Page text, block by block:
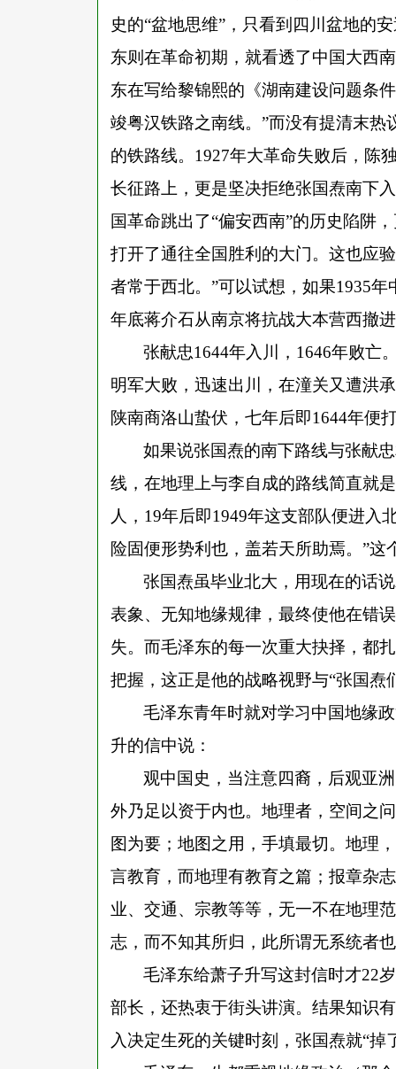
史的“盆地思维”，只看到四川盆地的
东则在革命初期，就看透了中国大西
东在写给黎锦熙的《湖南建设问题条
竣粤汉铁路之南线。”而没有提清末热
的铁路线。1927年大革命失败后，陈
长征路上，更是坚决拒绝张国焘南下
国革命跳出了“偏安西南”的历史陷阱
打开了通往全国胜利的大门。这也应
者常于西北。”可以试想，如果1935
年底蒋介石从南京将抗战大本营西撤
张献忠1644年入川，1646年败亡
明军大败，迅速出川，在潼关又遭洪
陕南商洛山蛰伏，七年后即1644年便
如果说张国焘的南下路线与张献
线，在地理上与李自成的路线简直就
人，19年后即1949年这支部队便进入
险固便形势利也，盖若天所助焉。”这
张国焘虽毕业北大，用现在的话
表象、无知地缘规律，最终使他在错
失。而毛泽东的每一次重大抉择，都
把握，这正是他的战略视野与“张国焘
毛泽东青年时就对学习中国地缘
升的信中说：
观中国史，当注意四裔，后观亚
外乃足以资于内也。地理者，空间之
图为要；地图之用，手填最切。地理
言教育，而地理有教育之篇；报章杂
业、交通、宗教等等，无一不在地理
志，而不知其所归，此所谓无系统者
毛泽东给萧子升写这封信时才22
部长，还热衷于街头讲演。结果知识
入决定生死的关键时刻，张国焘就“掉